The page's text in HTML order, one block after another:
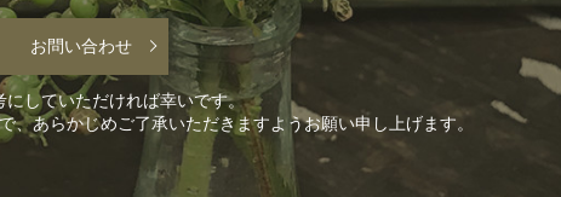
お問い合わせ
していただければ幸いです。
あらかじめご了承いただきますようお願い申し上げます。